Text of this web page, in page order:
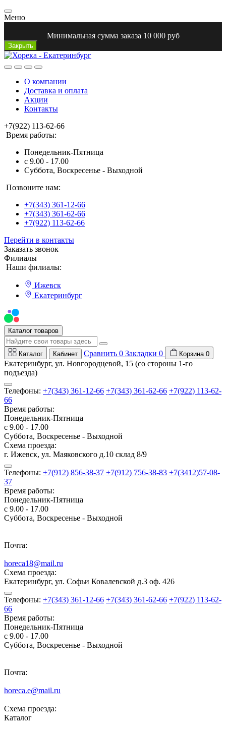
Меню
Минимальная сумма заказа 10 000 руб
Закрыть
О компании
Доставка и оплата
Акции
Контакты
+7(922) 113-62-66
Время работы:
Понедельник-Пятница
с 9.00 - 17.00
Суббота, Воскресенье - Выходной
Позвоните нам:
+7(343) 361-12-66
+7(343) 361-62-66
+7(922) 113-62-66
Перейти в контакты
Заказать звонок
Филиалы
Наши филиалы:
Ижевск
Екатеринбург
Каталог товаров
Каталог Кабинет Сравнить 0 Закладки 0 Корзина 0
Екатеринбург, ул. Новгородцевой, 15 (со стороны 1-го
подъезда)
Телефоны: +7(343) 361-12-66 +7(343) 361-62-66 +7(922) 113-62-
66
Время работы:
Понедельник-Пятница
с 9.00 - 17.00
Суббота, Воскресенье - Выходной
Схема проезда:
г. Ижевск, ул. Маяковского д.10 склад 8/9
Телефоны: +7(912) 856-38-37 +7(912) 756-38-83 +7(3412)57-08-
37
Время работы:
Понедельник-Пятница
с 9.00 - 17.00
Суббота, Воскресенье - Выходной
Почта:
horeca18@mail.ru
Схема проезда:
Екатеринбург, ул. Софьи Ковалевской д.3 оф. 426
Телефоны: +7(343) 361-12-66 +7(343) 361-62-66 +7(922) 113-62-
66
Время работы:
Понедельник-Пятница
с 9.00 - 17.00
Суббота, Воскресенье - Выходной
Почта:
horeca.e@mail.ru
Схема проезда:
Каталог